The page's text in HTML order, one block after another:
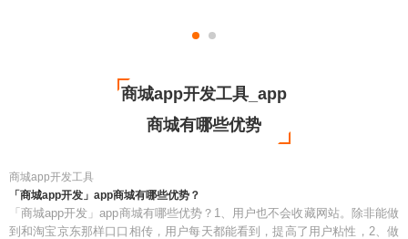
商城app开发工具_app
商城有哪些优势
商城app开发工具
「商城app开发」app商城有哪些优势？
「商城app开发」app商城有哪些优势？1、用户也不会收藏网站。除非能做
到和淘宝京东那样口口相传，用户每天都能看到，提高了用户粘性，2、做